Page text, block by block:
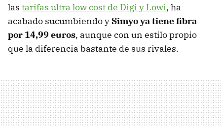
las tarifas ultra low cost de Digi y Lowi, ha
acabado sucumbiendo y Simyo ya tiene fibra
por 14,99 euros, aunque con un estilo propio
que la diferencia bastante de sus rivales.